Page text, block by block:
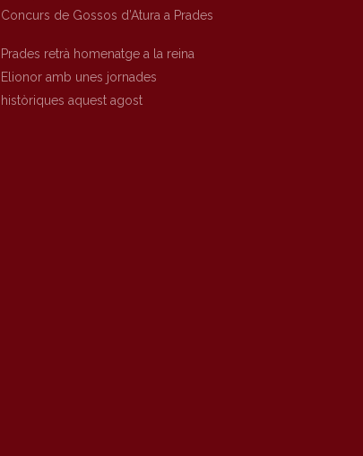
Concurs de Gossos d’Atura a Prades
Prades retrà homenatge a la reina
Elionor amb unes jornades
històriques aquest agost